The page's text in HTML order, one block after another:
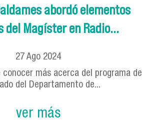
abordó elementos
del Magíster en Radio...
27 Ago 2024
conocer más acerca del programa de
del Departamento de...
ver más